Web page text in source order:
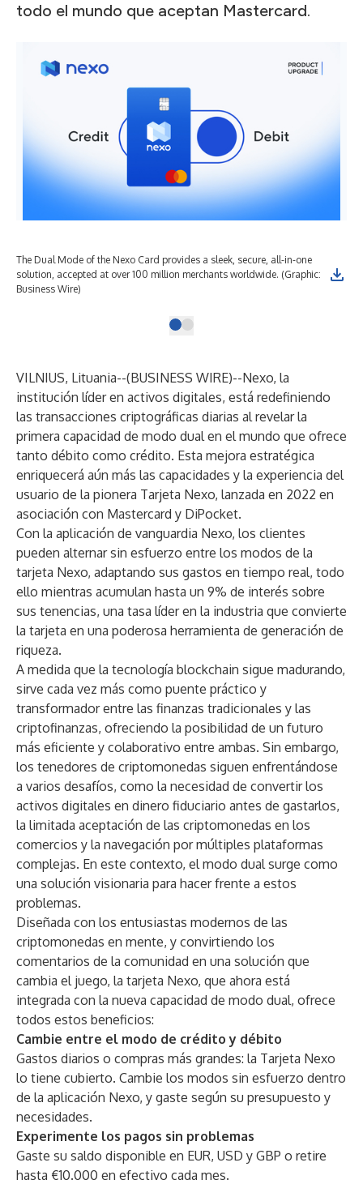
todo el mundo que aceptan Mastercard.
The Dual Mode of the Nexo Card provides a sleek, secure, all-in-one
solution, accepted at over 100 million merchants worldwide. (Graphic:
Business Wire)
VILNIUS, Lituania--(BUSINESS WIRE)--Nexo, la
institución líder en activos digitales, está redefiniendo
las transacciones criptográficas diarias al revelar la
primera capacidad de modo dual en el mundo que ofrece
tanto débito como crédito. Esta mejora estratégica
enriquecerá aún más las capacidades y la experiencia del
usuario de la pionera Tarjeta Nexo, lanzada en 2022 en
asociación con Mastercard y DiPocket.
Con la aplicación de vanguardia Nexo, los clientes
pueden alternar sin esfuerzo entre los modos de la
tarjeta Nexo, adaptando sus gastos en tiempo real, todo
ello mientras acumulan hasta un 9% de interés sobre
sus tenencias, una tasa líder en la industria que convierte
la tarjeta en una poderosa herramienta de generación de
riqueza.
A medida que la tecnología blockchain sigue madurando,
sirve cada vez más como puente práctico y
transformador entre las finanzas tradicionales y las
criptofinanzas, ofreciendo la posibilidad de un futuro
más eficiente y colaborativo entre ambas. Sin embargo,
los tenedores de criptomonedas siguen enfrentándose
a varios desafíos, como la necesidad de convertir los
activos digitales en dinero fiduciario antes de gastarlos,
la limitada aceptación de las criptomonedas en los
comercios y la navegación por múltiples plataformas
complejas. En este contexto, el modo dual surge como
una solución visionaria para hacer frente a estos
problemas.
Diseñada con los entusiastas modernos de las
criptomonedas en mente, y convirtiendo los
comentarios de la comunidad en una solución que
cambia el juego, la tarjeta Nexo, que ahora está
integrada con la nueva capacidad de modo dual, ofrece
todos estos beneficios:
Cambie entre el modo de crédito y débito
Gastos diarios o compras más grandes: la Tarjeta Nexo
lo tiene cubierto. Cambie los modos sin esfuerzo dentro
de la aplicación Nexo, y gaste según su presupuesto y
necesidades.
Experimente los pagos sin problemas
Gaste su saldo disponible en EUR, USD y GBP o retire
hasta €10.000 en efectivo cada mes.